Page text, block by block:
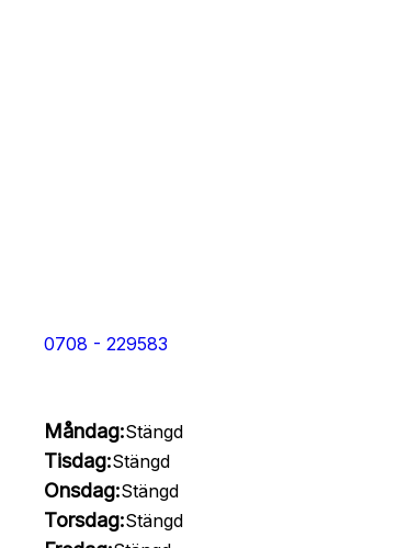
0708 - 229583
Måndag:Stängd
Tisdag:Stängd
Onsdag:Stängd
Torsdag:Stängd